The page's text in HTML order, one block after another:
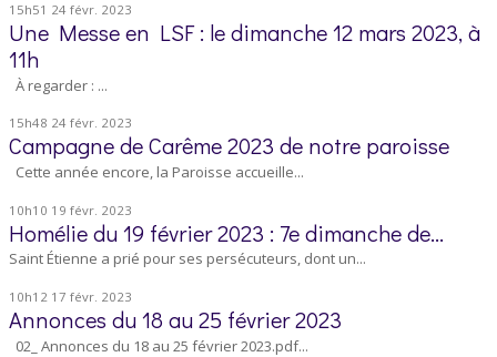
15h51 24 févr. 2023
Une Messe en LSF : le dimanche 12 mars 2023, à
11h
À regarder : ...
15h48 24 févr. 2023
Campagne de Carême 2023 de notre paroisse
Cette année encore, la Paroisse accueille...
10h10 19 févr. 2023
Homélie du 19 février 2023 : 7e dimanche de...
Saint Étienne a prié pour ses persécuteurs, dont un...
10h12 17 févr. 2023
Annonces du 18 au 25 février 2023
02_ Annonces du 18 au 25 février 2023.pdf...